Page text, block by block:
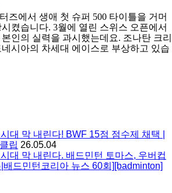
즈에서 생애 첫 슈퍼 500 타이틀을 거머
켰습니다. 3월에 열린 스위스 오픈에서
인의 실력을 과시했는데요. 조나탄 크리
시아의 차세대 에이스로 부상하고 있습
대 막 내린다! BWF 15점 점수제 채택 |
립 26.05.04
대 막 내린다. 배드민턴 토마스, 우버컵
드민턴코리아 뉴스 60회][badminton]